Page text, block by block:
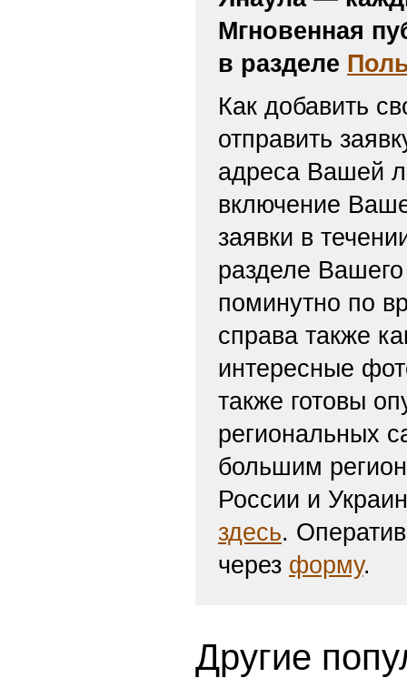
Мгновенная
в разделе
Как добавить
отправить
адреса Вашей
включение
заявки в
разделе
поминутно по
справа также
интересные
также готовы
региональных
большим
России и
здесь.
через форму.
Другие